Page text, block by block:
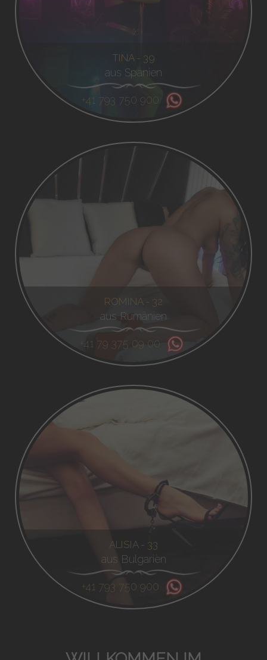
TINA - 39
aus Spanien
+41 793 750 900
ROMINA - 32
aus Rumänien
+41 79 375 09 00
ALISIA - 33
aus Bulgarien
+41 793 750 900